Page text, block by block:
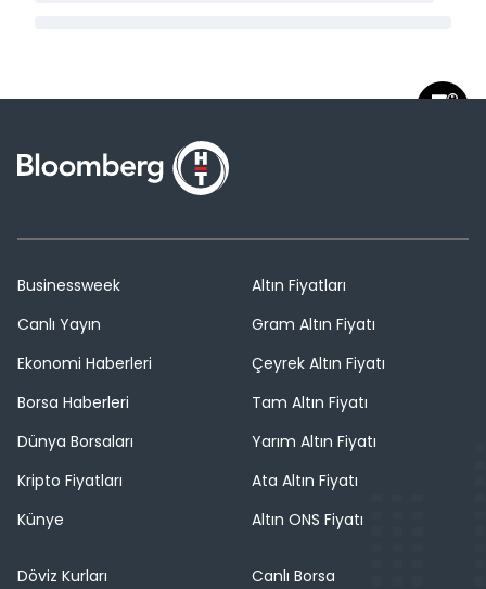
Businessweek
Canlı Yayın
Ekonomi Haberleri
Borsa Haberleri
Dünya Borsaları
Kripto Fiyatları
Künye
Altın Fiyatları
Gram Altın Fiyatı
Çeyrek Altın Fiyatı
Tam Altın Fiyatı
Yarım Altın Fiyatı
Ata Altın Fiyatı
Altın ONS Fiyatı
Döviz Kurları
Canlı Borsa